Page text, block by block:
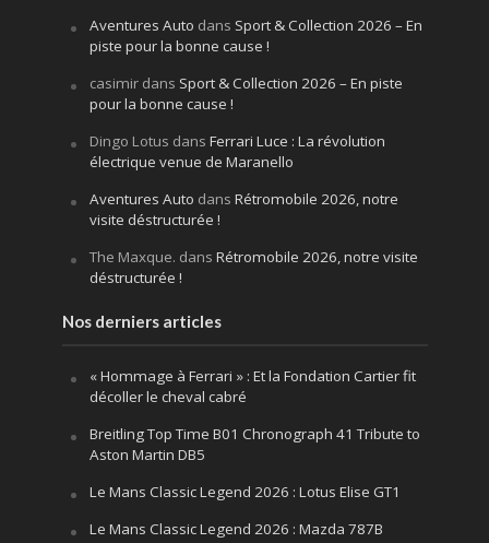
Aventures Auto dans Sport & Collection 2026 – En
piste pour la bonne cause !
casimirdans Sport & Collection 2026 – En piste
pour la bonne cause !
Dingo Lotus dans Ferrari Luce : La révolution
électrique venue de Maranello
Aventures Auto dans Rétromobile 2026, notre
visite déstructurée !
The Maxque. dans Rétromobile 2026, notre visite
déstructurée !
Nos derniers articles
« Hommage à Ferrari » : Et la Fondation Cartier fit
décoller le cheval cabré
Breitling Top Time B01 Chronograph 41 Tribute to
Aston Martin DB5
Le Mans Classic Legend 2026 : Lotus Elise GT1
Le Mans Classic Legend 2026 : Mazda 787B